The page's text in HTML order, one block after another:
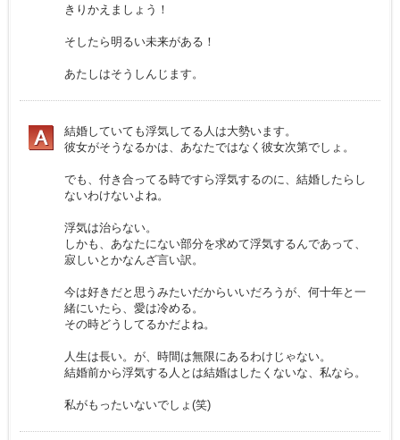
きりかえましょう！
そしたら明るい未来がある！
あたしはそうしんじます。
結婚していても浮気してる人は大勢います。
彼女がそうなるかは、あなたではなく彼女次第でしょ。
でも、付き合ってる時ですら浮気するのに、結婚したらし
ないわけないよね。
浮気は治らない。
しかも、あなたにない部分を求めて浮気するんであって、
寂しいとかなんざ言い訳。
今は好きだと思うみたいだからいいだろうが、何十年と一
緒にいたら、愛は冷める。
その時どうしてるかだよね。
人生は長い。が、時間は無限にあるわけじゃない。
結婚前から浮気する人とは結婚はしたくないな、私なら。
私がもったいないでしょ(笑)